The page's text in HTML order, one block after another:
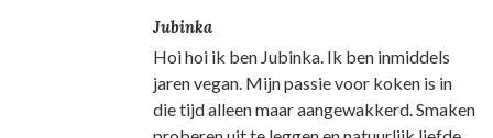
Jubinka
Hoi hoi ik ben Jubinka. Ik ben inmiddels
jaren vegan. Mijn passie voor koken is in
die tijd alleen maar aangewakkerd. Smaken